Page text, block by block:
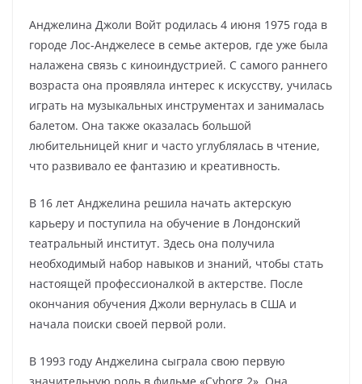
Анджелина Джоли Войт родилась 4 июня 1975 года в
городе Лос-Анджелесе в семье актеров, где уже была
налажена связь с киноиндустрией. С самого раннего
возраста она проявляла интерес к искусству, училась
играть на музыкальных инструментах и занималась
балетом. Она также оказалась большой
любительницей книг и часто углублялась в чтение,
что развивало ее фантазию и креативность.
В 16 лет Анджелина решила начать актерскую
карьеру и поступила на обучение в Лондонский
театральный институт. Здесь она получила
необходимый набор навыков и знаний, чтобы стать
настоящей профессионалкой в актерстве. После
окончания обучения Джоли вернулась в США и
начала поиски своей первой роли.
В 1993 году Анджелина сыграла свою первую